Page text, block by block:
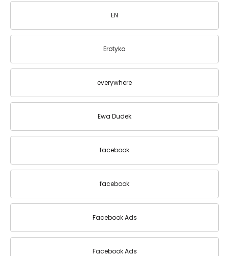
EN
Erotyka
everywhere
Ewa Dudek
facebook
facebook
Facebook Ads
Facebook Ads